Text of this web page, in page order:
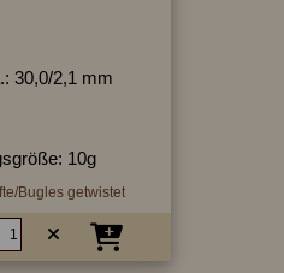
30,0/2,1 mm
10g
Bugles getwistet